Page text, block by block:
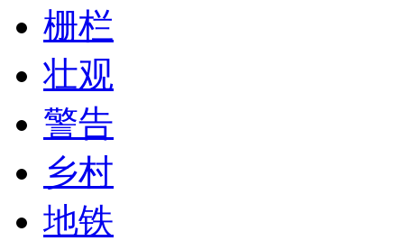
栅栏
壮观
警告
乡村
地铁